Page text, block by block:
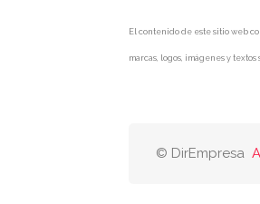
El contenido de este sitio web
marcas, logos, imágenes y
© DirEmpresa